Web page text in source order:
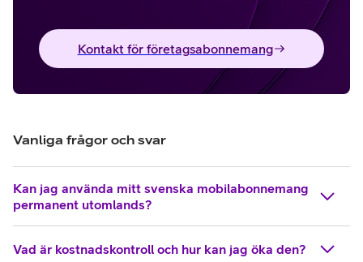
Kontakt för företagsabonnemang
Vanliga frågor och svar
Kan jag använda mitt svenska mobilabonnemang
permanent utomlands?
Vad är kostnadskontroll och hur kan jag öka den?